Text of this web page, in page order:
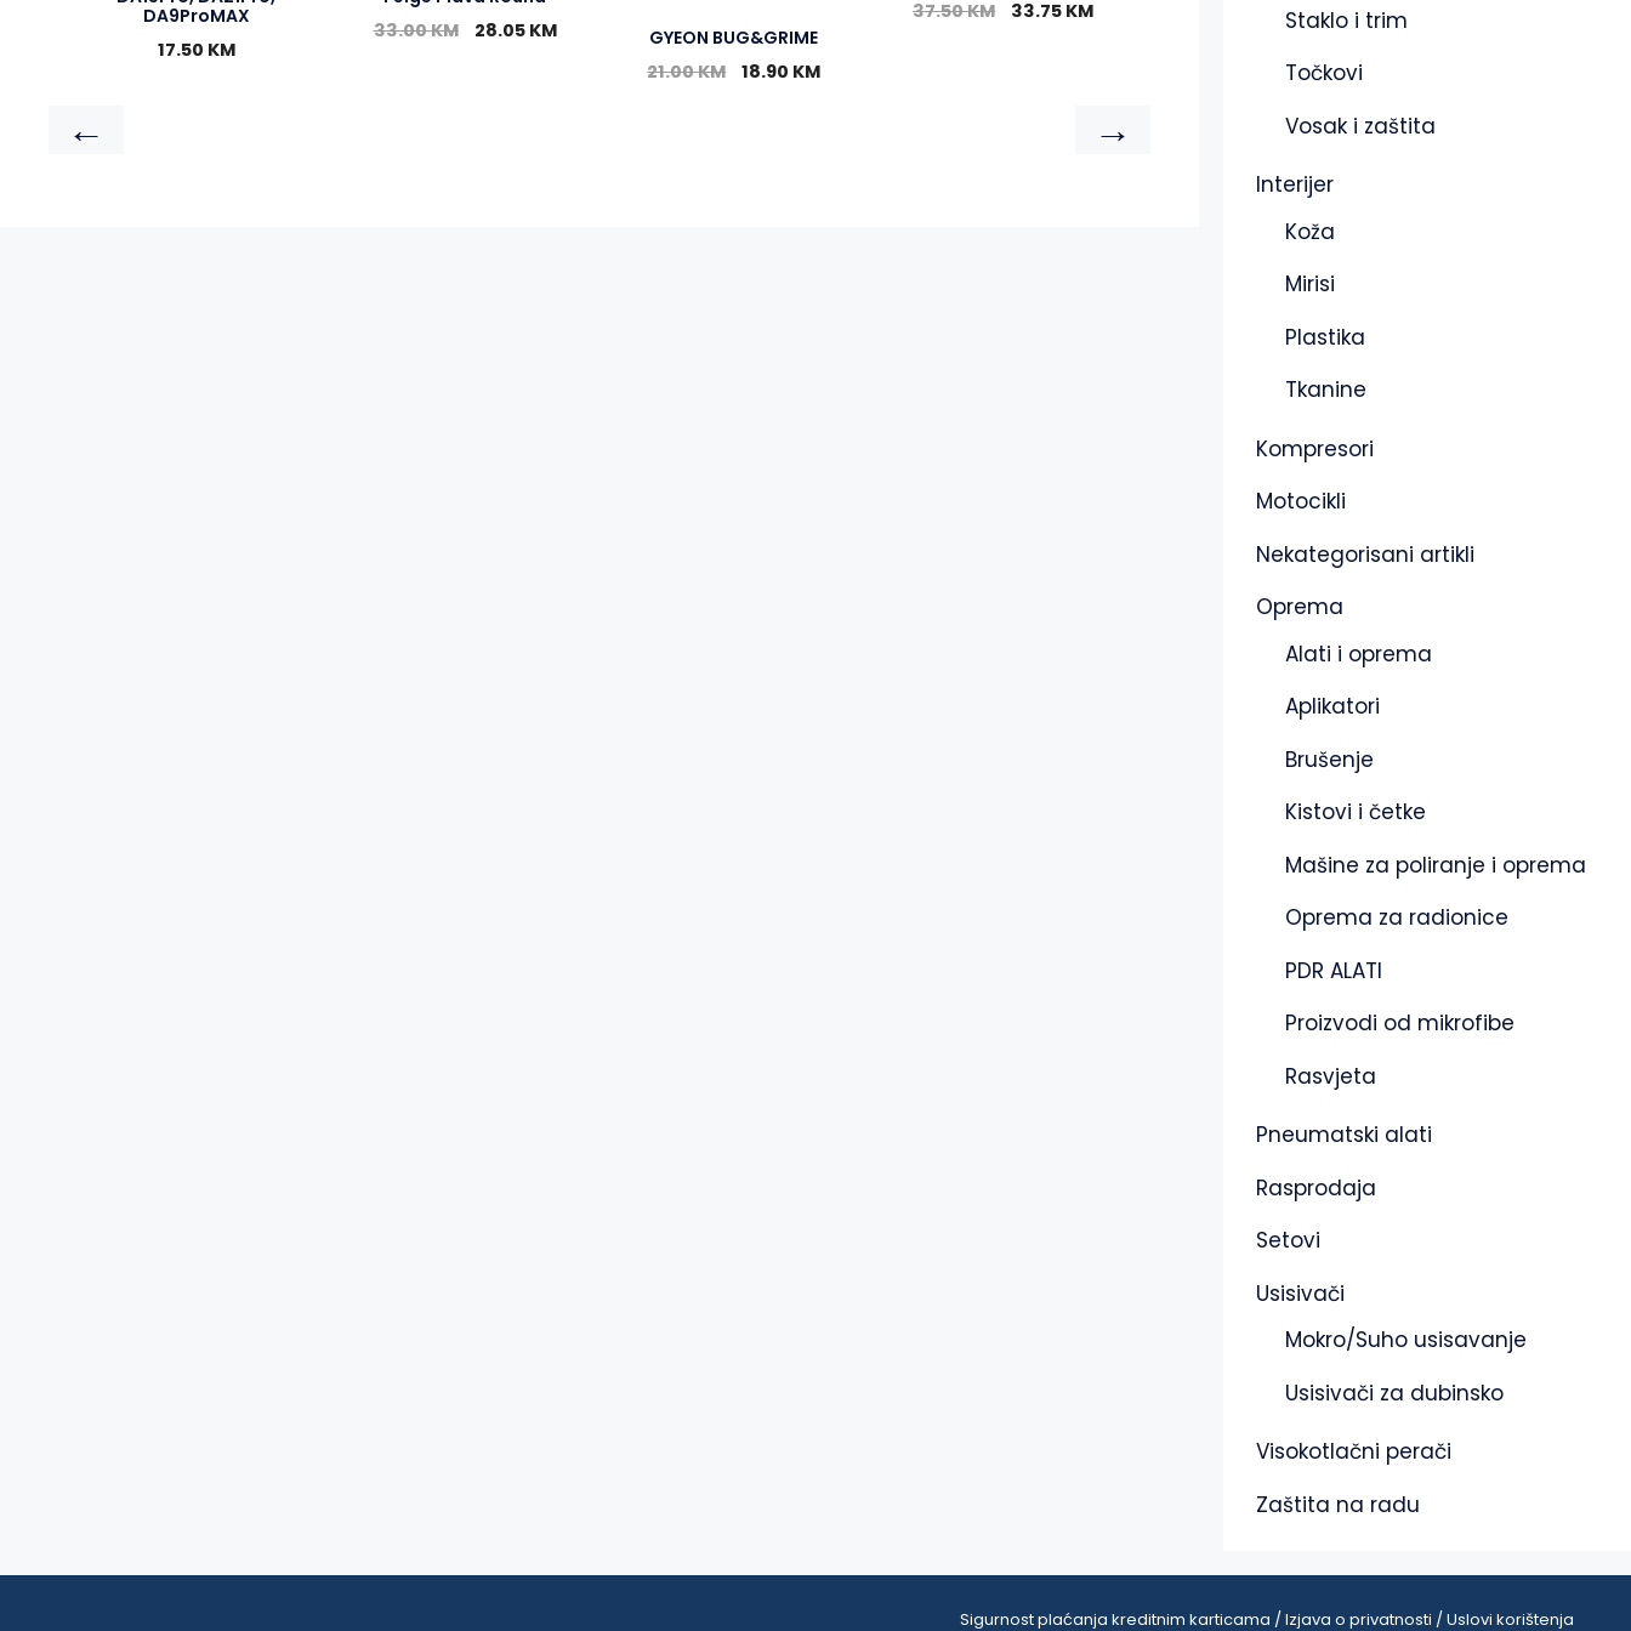
DA9ProMAX
17.50 KM
33.00KM 28.05 KM
GYEON BUG&GRIME
21.00KM 18.90 KM
37.50KM 33.75 KM
← →
Staklo i trim
Točkovi
Vosak i zaštita
Interijer
Koža
Mirisi
Plastika
Tkanine
Kompresori
Motocikli
Nekategorisani artikli
Oprema
Alati i oprema
Aplikatori
Brušenje
Kistovi i četke
Mašine za poliranje i oprema
Oprema za radionice
PDR ALATI
Proizvodi od mikrofibe
Rasvjeta
Pneumatski alati
Rasprodaja
Setovi
Usisivači
Mokro/Suho usisavanje
Usisivači za dubinsko
Visokotlačni perači
Zaštita na radu
Sigurnost plaćanja kreditnim karticama / Izjava o privatnosti / Uslovi korištenja